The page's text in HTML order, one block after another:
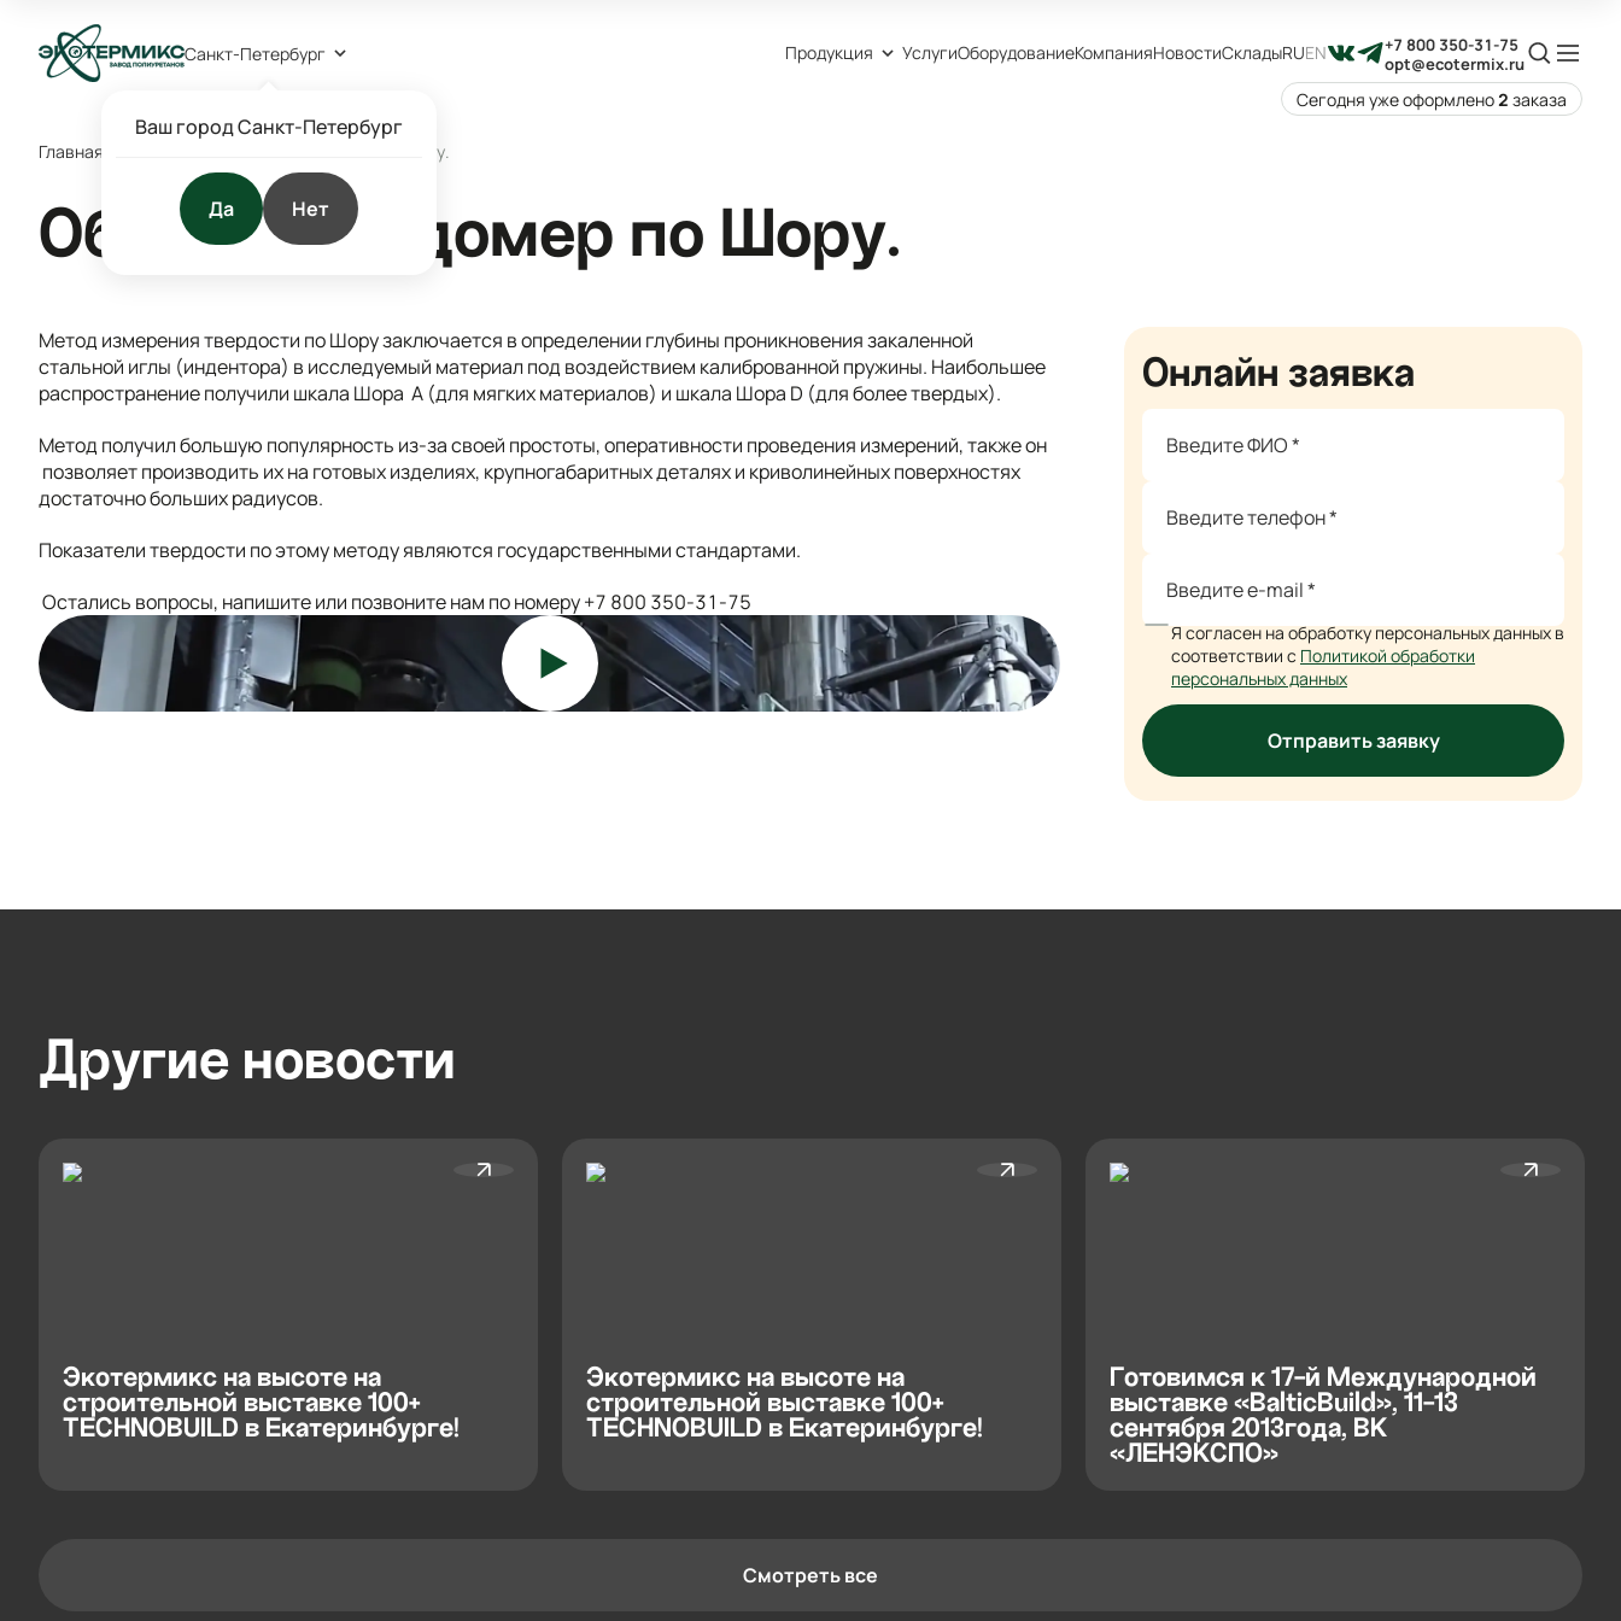
Санкт-Петербург Продукция УслугиОборудованиеКомпанияНовостиСкладыRUEN
+7 800 350-31-75
opt@ecotermix.ru
Сегодня уже оформлено 2 заказа
Главная Обзор. Твердомер по Шору. ️
Обзор. Твердомер по Шору. ️
Метод измерения твердости по Шору заключается в определении глубины проникновения закаленной
стальной иглы (индентора) в исследуемый материал под воздействием калиброванной пружины. Наибольшее
распространение получили шкала Шора A (для мягких материалов) и шкала Шора D (для более твердых).
Метод получил большую популярность из-за своей простоты, оперативности проведения измерений, также он
позволяет производить их на готовых изделиях, крупногабаритных деталях и криволинейных поверхностях
достаточно больших радиусов.
Показатели твердости по этому методу являются государственными стандартами.
️ Остались вопросы, напишите или позвоните нам по номеру +7 800 350-31-75
Онлайн заявка
Я согласен на обработку персональных данных в
соответствии с Политикой обработки
персональных данных
Отправить заявку
Другие новости
Экотермикс на высоте на
строительной выставке 100+
TECHNOBUILD в Екатеринбурге!
Экотермикс на высоте на
строительной выставке 100+
TECHNOBUILD в Екатеринбурге!
Готовимся к 17-й Международной
выставке «BalticBuild», 11-13
сентября 2013года, ВК
«ЛЕНЭКСПО»
Смотреть все
Ваш город Санкт-Петербург
Да Нет